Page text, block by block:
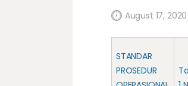
August 17, 2020
STANDAR
PROSEDUR